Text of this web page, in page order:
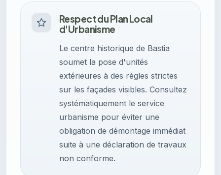
Respect du Plan Local
d'Urbanisme
Le centre historique de Bastia
soumet la pose d'unités
extérieures à des règles strictes
sur les façades visibles. Consultez
systématiquement le service
urbanisme pour éviter une
obligation de démontage immédiat
suite à une déclaration de travaux
non conforme.